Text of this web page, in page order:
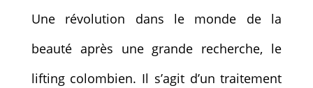
Une révolution dans le monde de la
beauté après une grande recherche, le
lifting colombien. Il s’agit d’un traitement